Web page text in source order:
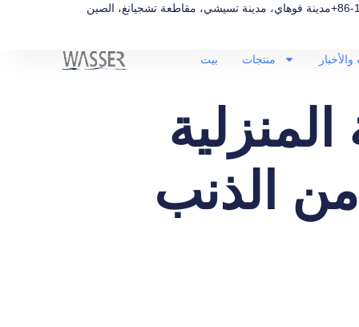
مدينة فوهاي، مدينة تسيشي، مقاطعة تشجيانغ، الصين+86-
بيت منتجات
المنزلية
الذنب